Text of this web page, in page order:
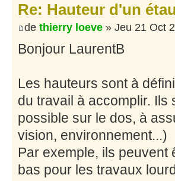
Re: Hauteur d'un
de thierry loeve » Jeu 21 Oct
Bonjour LaurentB
Les hauteurs sont à
du travail à accomplir.
possible sur le dos, à
vision, environnement...)
Par exemple, ils
bas pour les travaux